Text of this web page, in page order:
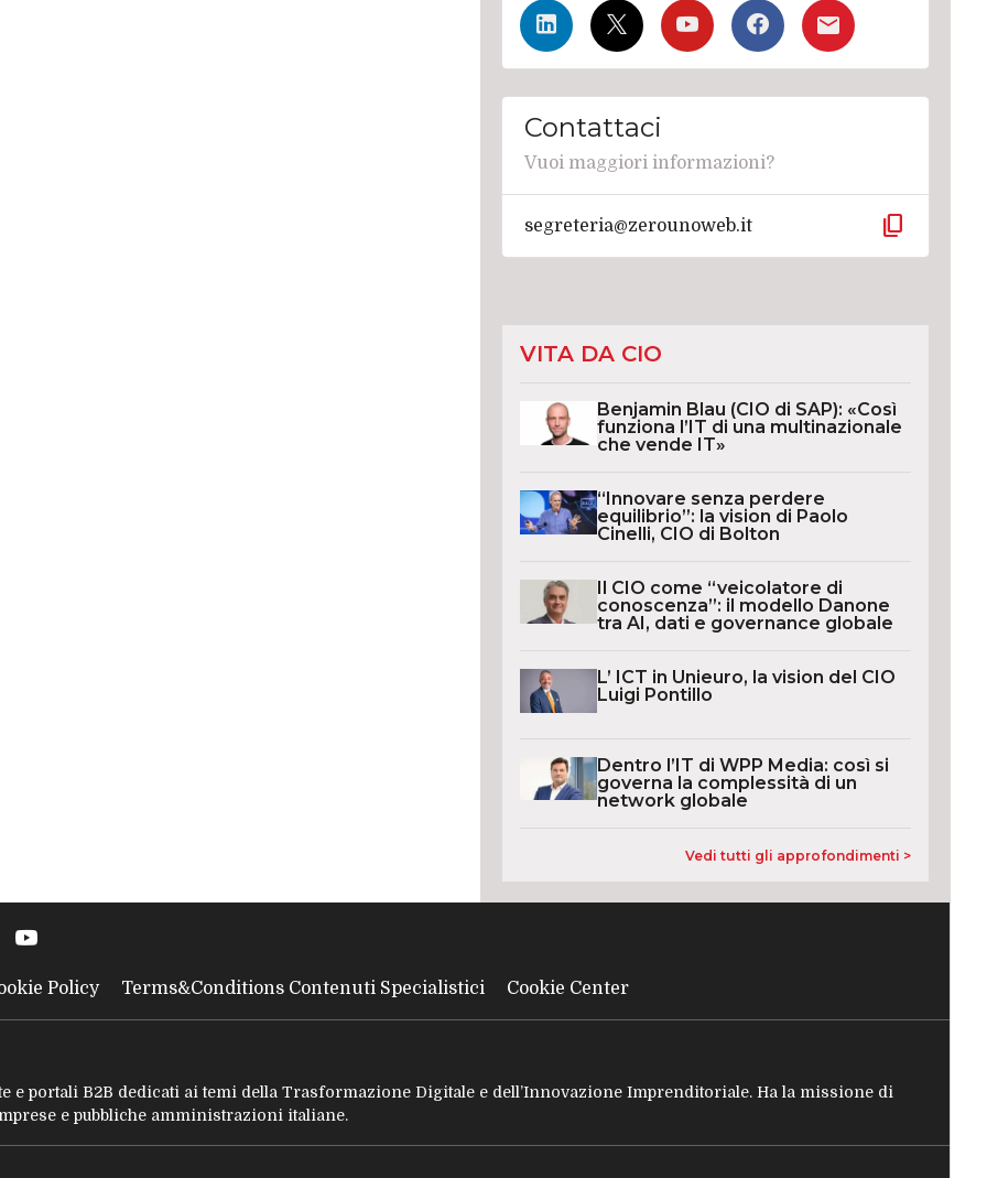
Contattaci
Vuoi maggiori informazioni?
segreteria@zerounoweb.it content_copy
VITA DA CIO
Benjamin Blau (CIO di SAP): «Così
funziona l’IT di una multinazionale
che vende IT»
“Innovare senza perdere
equilibrio”: la vision di Paolo
Cinelli, CIO di Bolton
Il CIO come “veicolatore di
conoscenza”: il modello Danone
tra AI, dati e governance globale
L’ ICT in Unieuro, la vision del CIO
Luigi Pontillo
Dentro l’IT di WPP Media: così si
governa la complessità di un
network globale
Vedi tutti gli approfondimenti >
Policy Terms&Conditions Contenuti Specialistici Cookie Center
e portali B2B dedicati ai temi della Trasformazione Digitale e dell’Innovazione Imprenditoriale. Ha la missione di
e pubbliche amministrazioni italiane.